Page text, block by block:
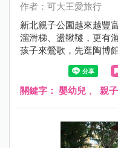
作者：可大王愛旅行
新北親子公園越來越豐
溜滑梯、盪鞦韆，更有
孩子來鶯歌，先逛陶博
關鍵字： 嬰幼兒 、 親